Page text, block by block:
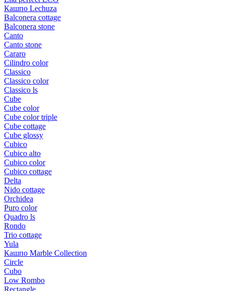
Кашпо Lechuza
Balconera cottage
Balconera stone
Canto
Canto stone
Cararo
Cilindro color
Classico
Classico color
Classico ls
Cube
Cube color
Cube color triple
Cube cottage
Cube glossy
Cubico
Cubico alto
Cubico color
Cubico cottage
Delta
Nido cottage
Orchidea
Puro color
Quadro ls
Rondo
Trio cottage
Yula
Кашпо Marble Collection
Circle
Cubo
Low Rombo
Rectangle